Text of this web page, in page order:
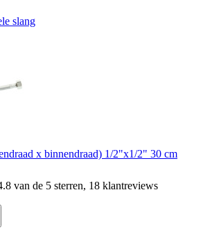
slang
x binnendraad) 1/2"x1/2" 30 cm
van de 5 sterren, 18 klantreviews